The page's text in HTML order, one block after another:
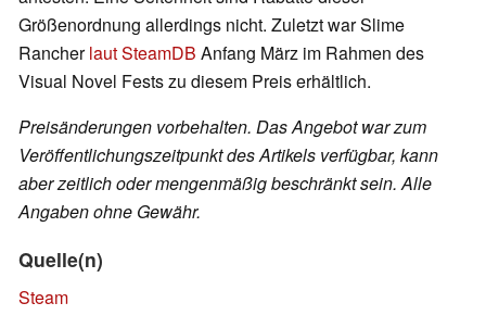
Größenordnung allerdings nicht. Zuletzt war Slime
Rancherlaut SteamDB Anfang März im Rahmen des
Visual Novel Fests zu diesem Preis erhältlich.
Preisänderungen vorbehalten. Das Angebot war zum
Veröffentlichungszeitpunkt des Artikels verfügbar, kann
aber zeitlich oder mengenmäßig beschränkt sein. Alle
Angaben ohne Gewähr.
Quelle(n)
Steam